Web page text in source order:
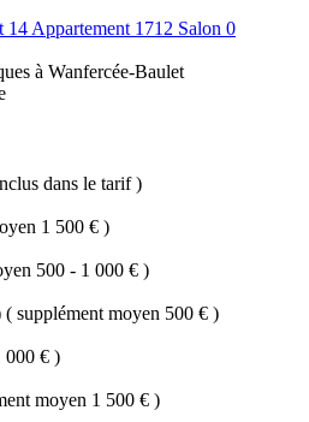
14 Appartement 1712 Salon 0
à Wanfercée-Baulet
dans le tarif)
1 500 € )
500 - 1 000 € )
( supplément moyen 500 € )
000 € )
moyen 1 500 € )